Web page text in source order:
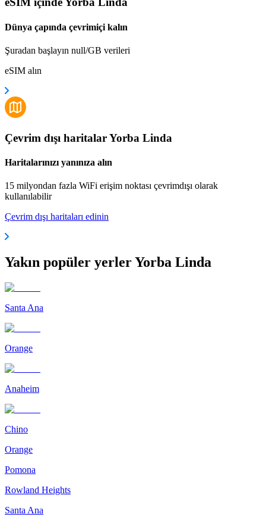
Dünya çapında çevrimiçi kalın
Şuradan başlayın null/GB verileri
eSIM alın
Çevrim dışı haritalar Yorba Linda
Haritalarınızı yanınıza alın
15 milyondan fazla WiFi erişim noktası çevrimdışı olarak
kullanılabilir
Çevrim dışı haritaları edinin
Yakın popüler yerler Yorba Linda
Santa Ana
Orange
Anaheim
Chino
Orange
Pomona
Rowland Heights
Santa Ana